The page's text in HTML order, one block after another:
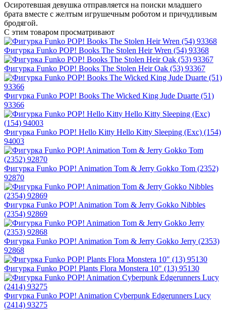
Осиротевшая девушка отправляется на поиски младшего
брата вместе с желтым игрушечным роботом и причудливым
бродягой.
С этим товаром просматривают
Фигурка Funko POP! Books The Stolen Heir Wren (54) 93368
Фигурка Funko POP! Books The Stolen Heir Oak (53) 93367
Фигурка Funko POP! Books The Wicked King Jude Duarte (51)
93366
Фигурка Funko POP! Hello Kitty Hello Kitty Sleeping (Exc) (154)
94003
Фигурка Funko POP! Animation Tom & Jerry Gokko Tom (2352)
92870
Фигурка Funko POP! Animation Tom & Jerry Gokko Nibbles
(2354) 92869
Фигурка Funko POP! Animation Tom & Jerry Gokko Jerry (2353)
92868
Фигурка Funko POP! Plants Flora Monstera 10" (13) 95130
Фигурка Funko POP! Animation Cyberpunk Edgerunners Lucy
(2414) 93275